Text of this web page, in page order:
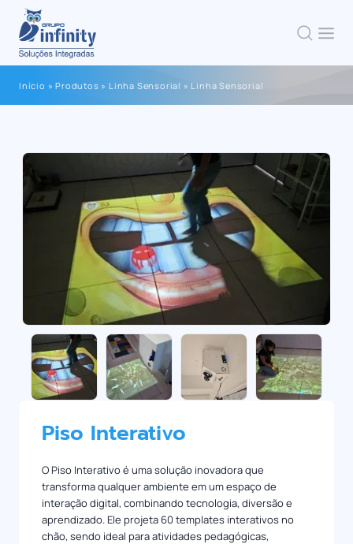
Início »Produtos » Linha Sensorial » Linha Sensorial
Piso Interativo
O Piso Interativo é uma solução inovadora que
transforma qualquer ambiente em um espaço de
interação digital, combinando tecnologia, diversão e
aprendizado. Ele projeta 60 templates interativos no
chão, sendo ideal para atividades pedagógicas,